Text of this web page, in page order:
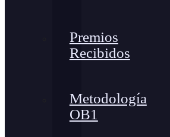
Premios
Recibidos
Metodología
OB1